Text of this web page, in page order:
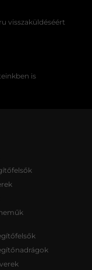
visszaküldéséért
is